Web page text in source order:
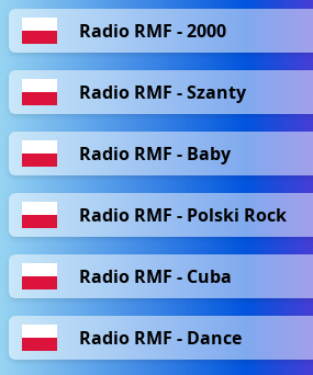
Radio RMF - 2000
Radio RMF - Szanty
Radio RMF - Baby
Radio RMF - Polski Rock
Radio RMF - Cuba
Radio RMF - Dance